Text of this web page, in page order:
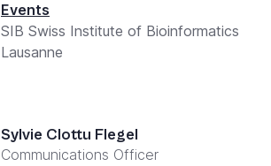
Events
SIB Swiss Institute of Bioinformatics
Lausanne
Sylvie Clottu Flegel
Communications Officer